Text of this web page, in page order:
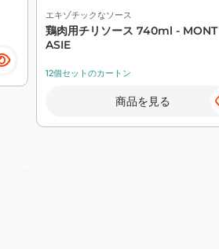
エキゾチックなソース
鶏肉用チリソース 740ml - MONT
ASIE
12個セットのカートン
商品を見る